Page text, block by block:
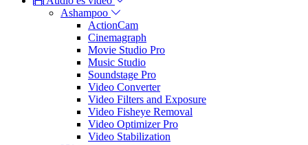
Ashampoo
ActionCam
Cinemagraph
Movie Studio Pro
Music Studio
Soundstage Pro
Video Converter
Video Filters and Exposure
Video Fisheye Removal
Video Optimizer Pro
Video Stabilization